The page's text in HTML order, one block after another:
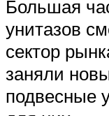
Большая
унитазов
сектор
заняли
подвесные